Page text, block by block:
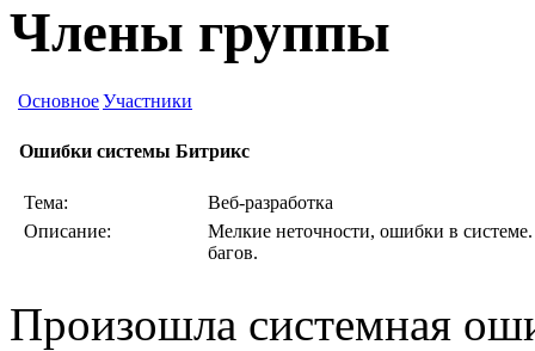
Члены группы
ОсновноеУчастники
Ошибки системы Битрикс
Тема:
Веб-разработка
Описание:
Мелкие неточности, ошибки в
багов.
Произошла системная